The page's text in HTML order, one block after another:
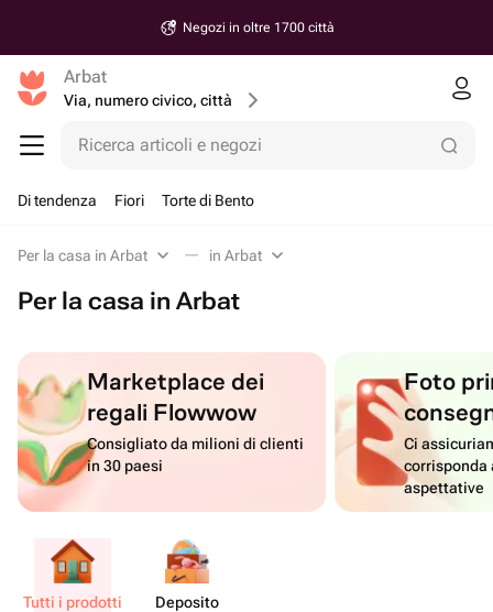
Negozi in oltre 1700 città
Arbat
Via, numero civico, città
Ricerca articoli e negozi
Di tendenza Fiori Torte di Bento
Per la casa in Arbat in Arbat
Per la casa in Arbat
Marketplace dei
regali Flowwow
Consigliato da milioni di clienti
in 30 paesi
Foto
Ci
corrisponda
aspettative
Tutti i prodotti Deposito